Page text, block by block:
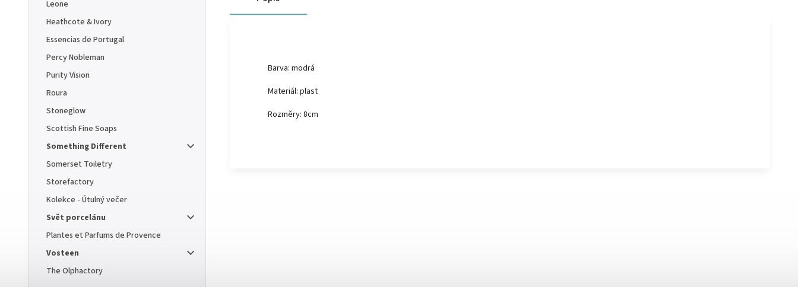
Leone
Heathcote & Ivory
Essencias de Portugal
Percy Nobleman
Purity Vision
Roura
Stoneglow
Scottish Fine Soaps
Something Different
Somerset Toiletry
Storefactory
Kolekce - Útulný večer
Svět porcelánu
Plantes et Parfums de Provence
Vosteen
The Olphactory
Barva: modrá
Materiál: plast
Rozměry: 8cm